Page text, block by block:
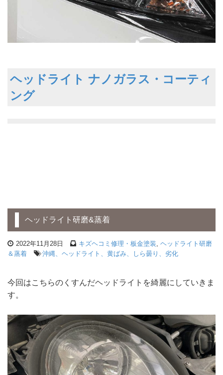
ヘッドライト ナノガラス・コーティ
ング
ヘッドライト研磨&蒸着
2022年11月28日 キズヘコミ修理・板金塗装, ヘッドライト研磨
＆蒸着
沖縄、ヘッドライト、黄ばみ、しら曇り、劣化
今回はこちらのくすんだヘッドライトを綺麗にしていきま
す。